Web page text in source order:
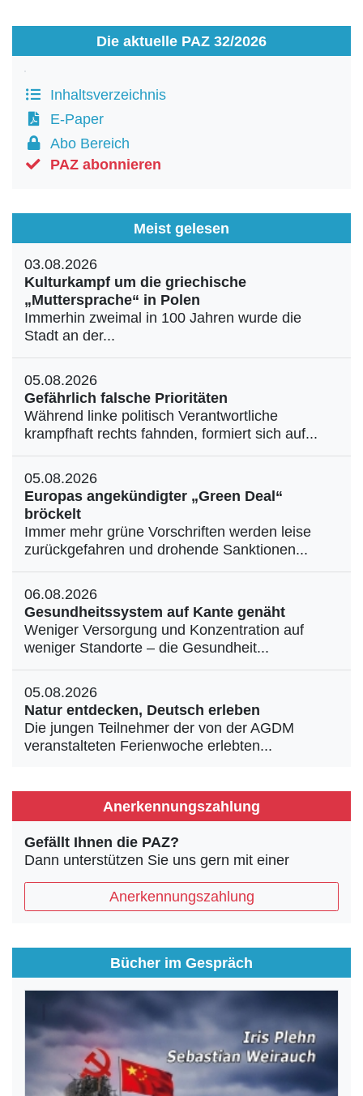
Die aktuelle PAZ 32/2026
Inhaltsverzeichnis
E-Paper
Abo Bereich
PAZ abonnieren
Meist gelesen
03.08.2026
Kulturkampf um die griechische
„Muttersprache“ in Polen
Immerhin zweimal in 100 Jahren wurde die
Stadt an der...
05.08.2026
Gefährlich falsche Prioritäten
Während linke politisch Verantwortliche
krampfhaft rechts fahnden, formiert sich auf...
05.08.2026
Europas angekündigter „Green Deal“
bröckelt
Immer mehr grüne Vorschriften werden leise
zurückgefahren und drohende Sanktionen...
06.08.2026
Gesundheitssystem auf Kante genäht
Weniger Versorgung und Konzentration auf
weniger Standorte – die Gesundheit...
05.08.2026
Natur entdecken, Deutsch erleben
Die jungen Teilnehmer der von der AGDM
veranstalteten Ferienwoche erlebten...
Anerkennungszahlung
Gefällt Ihnen die PAZ?
Dann unterstützen Sie uns gern mit einer
Anerkennungszahlung
Bücher im Gespräch